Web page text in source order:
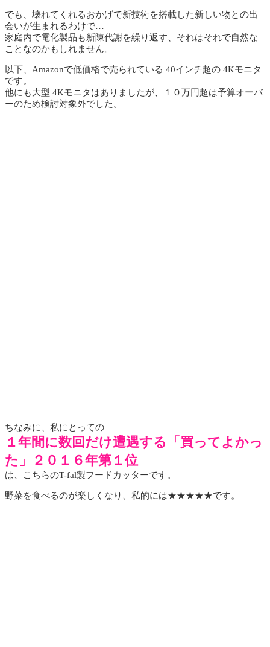
でも、壊れてくれるおかげで新技術を搭載した新しい物との出
会いが生まれるわけで…
家庭内で電化製品も新陳代謝を繰り返す、それはそれで自然な
ことなのかもしれません。
以下、Amazonで低価格で売られている 40インチ超の 4Kモニタ
です。
他にも大型 4Kモニタはありましたが、１０万円超は予算オーバ
ーのため検討対象外でした。
ちなみに、私にとっての
１年間に数回だけ遭遇する「買ってよかっ
た」２０１６年第１位
は、こちらのT-fal製フードカッターです。
野菜を食べるのが楽しくなり、私的には★★★★★です。